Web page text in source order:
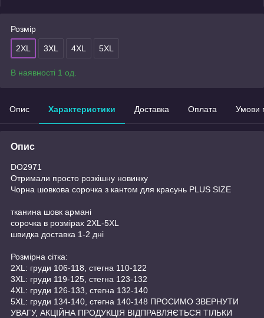
Розмір
2XL 3XL 4XL 5XL
В наявності 1 од.
Опис Характеристики Доставка Оплата Умови
Опис
DO2971
Отримали просто розкішну новинку
Чорна шовкова сорочка з кантом для красунь PLUS SIZE
тканина шовк армані
сорочка в розмірах 2XL-5XL
швидка доставка 1-2 дні
Розмірна сітка:
2XL: груди 106-118, стегна 110-122
3XL: груди 119-125, стегна 123-132
4XL: груди 126-133, стегна 132-140
5XL: груди 134-140, стегна 140-148 ПРОСИМО ЗВЕРНУТИ
УВАГУ, АКЦІЙНА ПРОДУКЦІЯ ВІДПРАВЛЯЄТЬСЯ ТІЛЬКИ